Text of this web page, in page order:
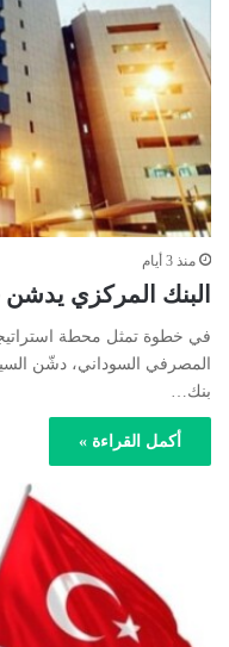
منذ 3 أيام
البنك المركزي
في خطوة تمثل محطة
المصرفي السوداني، دشّن
بنك…
أكمل القراءة »